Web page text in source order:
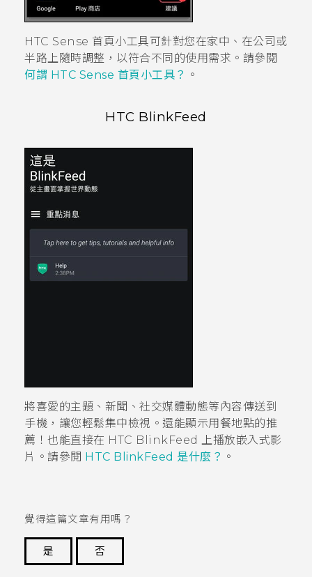
HTC Sense 首頁小工具可針對您在家中、在公司或
半路上隨時調整，以符合不同的使用需求。請參閱
何謂 HTC Sense 首頁小工具？ 。
HTC BlinkFeed
將喜愛的主題、新聞、社交媒體動態等內容傳送到
手機，讓您輕鬆集中檢視。 還能顯示用餐地點的推
薦！ 也能直接在 HTC BlinkFeed
上播放嵌入式影
片。請參閱 HTC BlinkFeed 是什麼？ 。
覺得這篇文章有用嗎？
是
否